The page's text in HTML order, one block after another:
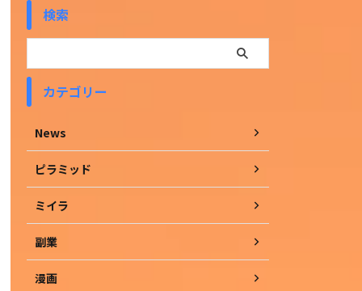
検索
カテゴリー
News
ピラミッド
ミイラ
副業
漫画